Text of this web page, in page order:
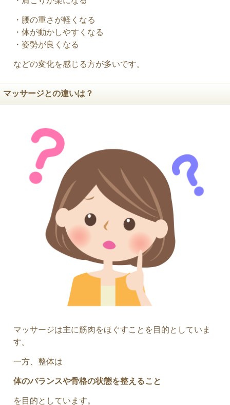
・腰の重さが軽くなる
・体が動かしやすくなる
・姿勢が良くなる
などの変化を感じる方が多いです。
マッサージとの違いは？
マッサージは主に筋肉をほぐすことを目的としていま
す。
一方、整体は
体のバランスや骨格の状態を整えること
を目的としています。